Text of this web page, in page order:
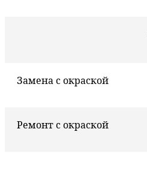
Замена с окраской
Ремонт с окраской